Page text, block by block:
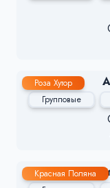
Роза Хутор
Групповые
Красная Поляна
Детский